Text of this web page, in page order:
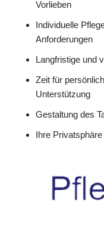
Vorlieben
Individuelle
Anforderungen
Langfristige und
Zeit für
Unterstützung
Gestaltung des
Ihre